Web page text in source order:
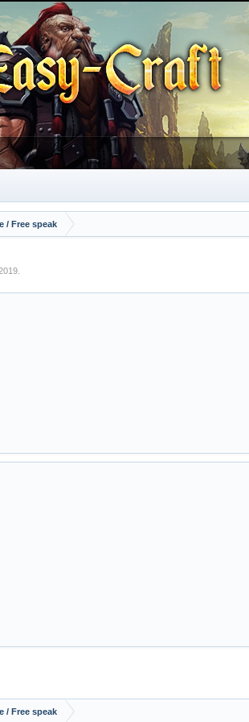
/ Free speak
/ Free speak